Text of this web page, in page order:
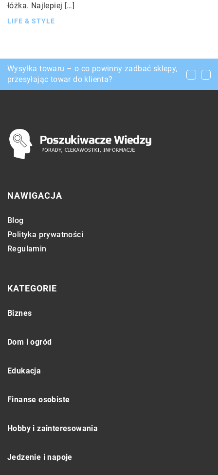
łóżka. Najlepiej […]
LIFE & STYLE
Dlaczego warto uszyć ubranie na miarę?
Wysyłka towaru – o co powinny zadbać sklepy,
przesyłając towar do klienta?
Czy rehabilitacja pomaga w szybszym powrocie
do zdrowia po kontuzji?
NAWIGACJA
Blog
Polityka prywatności
Regulamin
KATEGORIE
Biznes
Dom i ogród
Edukacja
Finanse osobiste
Hobby i zainteresowania
Jedzenie i napoje